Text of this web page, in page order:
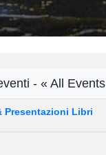
- « All Events
Presentazioni Libri